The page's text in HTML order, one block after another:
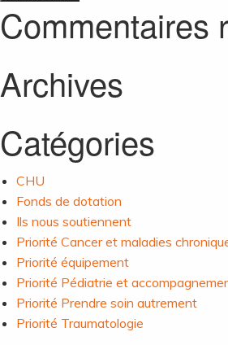
Commentaires
Archives
Catégories
CHU
Fonds de dotation
Ils nous soutiennent
Priorité Cancer et maladies
Priorité équipement
Priorité Pédiatrie et
Priorité Prendre soin autrement
Priorité Traumatologie